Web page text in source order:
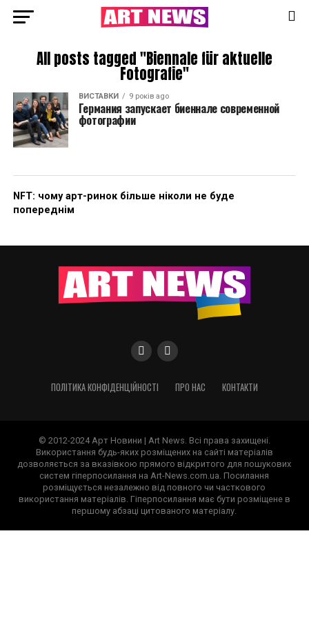
All posts tagged "Biennale für aktuelle
Fotografie"
ВИСТАВКИ 9 років ago
Германия запускает биеннале современной
фотографии
NFT: чому арт-ринок більше ніколи не буде
попереднім
ПОЛІТИКА КОНФІДЕНЦІЙНОСТІ ПРО НАС КОНТАКТИ
© 2012-2024 Арт Новини | Art News. Всі права захищені.
Використання будь-яких розміщених на сайті матеріалів
дозволяється за вказівкою прямого відкритого для пошукових
систем гіперпосилання на Art-News.com.ua. Посилання
розміщується незалежно від повного чи часткового
використання матеріалів. Гіперпосилання має бути розміщене в
першому абзаці цитованого матеріалу.